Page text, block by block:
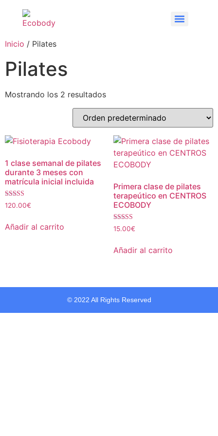
Inicio / Pilates
Pilates
Mostrando los 2 resultados
1 clase semanal de pilates
durante 3 meses con
matrícula inicial incluida
Valorado
con
de 5
120.00€
Añadir al carrito
Primera clase de pilates
terapeútico en CENTROS
ECOBODY
Valorado con
5.00
15.00€
Añadir al carrito
© 2022 All Rights Reserved